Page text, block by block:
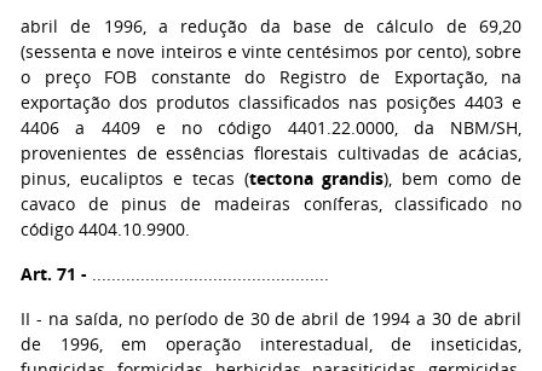
abril de 1996, a redução da base de cálculo de 69,20
(sessenta e nove inteiros e vinte centésimos por cento), sobre
o preço FOB constante do Registro de Exportação, na
exportação dos produtos classificados nas posições 4403 e
4406 a 4409 e no código 4401.22.0000, da NBM/SH,
provenientes de essências florestais cultivadas de acácias,
pinus, eucaliptos e tecas (tectona grandis), bem como de
cavaco de pinus de madeiras coníferas, classificado no
código 4404.10.9900.
Art. 71 - .................................................
II - na saída, no período de 30 de abril de 1994 a 30 de abril
de 1996, em operação interestadual, de inseticidas,